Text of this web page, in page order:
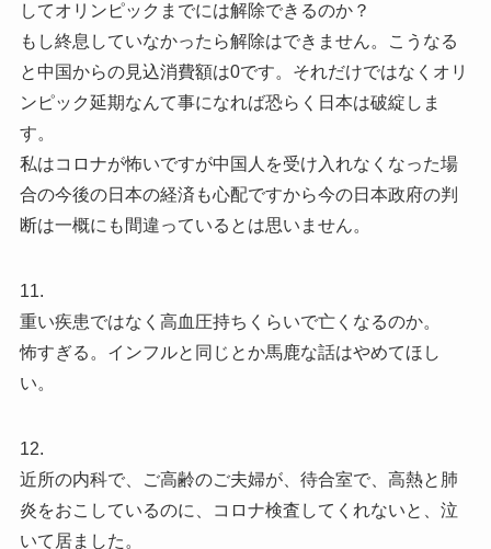
してオリンピックまでには解除できるのか？
もし終息していなかったら解除はできません。こうなる
と中国からの見込消費額は0です。それだけではなくオリ
ンピック延期なんて事になれば恐らく日本は破綻しま
す。
私はコロナが怖いですが中国人を受け入れなくなった場
合の今後の日本の経済も心配ですから今の日本政府の判
断は一概にも間違っているとは思いません。
11.
重い疾患ではなく高血圧持ちくらいで亡くなるのか。
怖すぎる。インフルと同じとか馬鹿な話はやめてほし
い。
12.
近所の内科で、ご高齢のご夫婦が、待合室で、高熱と肺
炎をおこしているのに、コロナ検査してくれないと、泣
いて居ました。